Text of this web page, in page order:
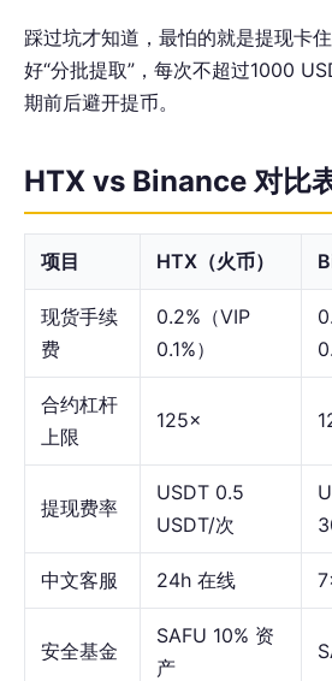
踩过坑才知道，最怕的就是提现卡
好“分批提取”，每次不超过1000
期前后避开提币。
HTX vs Binance 对比
项目 HTX（火币）
现货手续
费
0.2%（VIP
0.1%）
合约杠杆
上限
125×
提现费率
USDT 0.5
USDT/次
中文客服 24h 在线
安全基金
SAFU 10% 资
产